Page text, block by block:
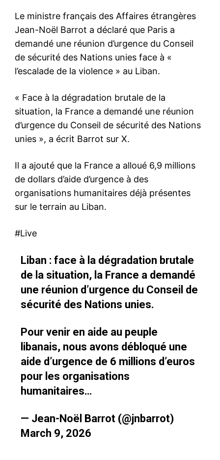
Le ministre français des Affaires étrangères
Jean-Noël Barrot a déclaré que Paris a
demandé une réunion d’urgence du Conseil
de sécurité des Nations unies face à «
l’escalade de la violence » au Liban.
« Face à la dégradation brutale de la
situation, la France a demandé une réunion
d’urgence du Conseil de sécurité des Nations
unies », a écrit Barrot sur X.
Il a ajouté que la France a alloué 6,9 millions
de dollars d’aide d’urgence à des
organisations humanitaires déjà présentes
sur le terrain au Liban.
#Live
Liban : face à la dégradation brutale
de la situation, la France a demandé
une réunion d’urgence du Conseil de
sécurité des Nations unies.
Pour venir en aide au peuple
libanais, nous avons débloqué une
aide d’urgence de 6 millions d’euros
pour les organisations
humanitaires…
— Jean-Noël Barrot (@jnbarrot)
March 9, 2026